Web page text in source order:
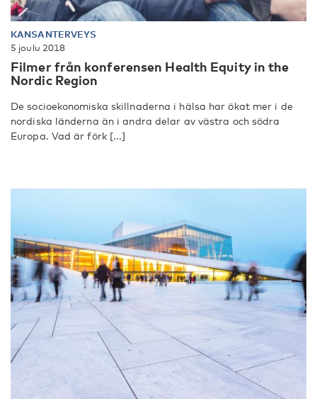
KANSANTERVEYS
5 joulu 2018
Filmer från konferensen Health Equity in the
Nordic Region
De socioekonomiska skillnaderna i hälsa har ökat mer i de
nordiska länderna än i andra delar av västra och södra
Europa. Vad är förk [...]